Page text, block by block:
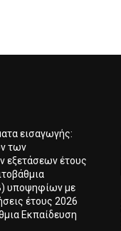
εισαγωγής:
των
εξετάσεων έτους
υποψηφίων με
έτους 2026
Εκπαίδευση